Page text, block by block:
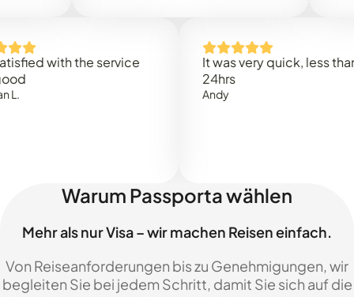
with the service
It was very quick, less than
Warum Passporta wählen
Mehr als nur Visa – wir machen Reisen einfach.
Von Reiseanforderungen bis zu Genehmigungen, wir
begleiten Sie bei jedem Schritt, damit Sie sich auf die